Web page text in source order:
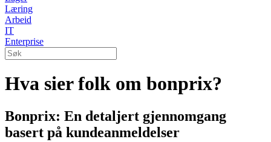
Læring
Arbeid
IT
Enterprise
Hva sier folk om bonprix?
Bonprix: En detaljert gjennomgang
basert på kundeanmeldelser